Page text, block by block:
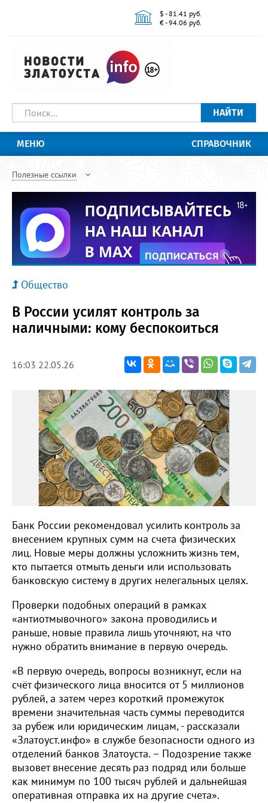
$ - 81.41 руб.
€ - 94.06 руб.
НАЙТИ
МЕНЮ СПРАВОЧНИК
Полезные ссылки
Общество
В России усилят контроль за
наличными: кому беспокоиться
16:03 22.05.26
Банк России рекомендовал усилить контроль за
внесением крупных сумм на счета физических
лиц. Новые меры должны усложнить жизнь тем,
кто пытается отмыть деньги или использовать
банковскую систему в других нелегальных целях.
Проверки подобных операций в рамках
«антиотмывочного» закона проводились и
раньше, новые правила лишь уточняют, на что
нужно обратить внимание в первую очередь.
«В первую очередь, вопросы возникнут, если на
счёт физического лица вносится от 5 миллионов
рублей, а затем через короткий промежуток
времени значительная часть суммы переводится
за рубеж или юридическим лицам, - рассказали
«Златоуст.инфо» в службе безопасности одного из
отделений банков Златоуста. – Подозрение также
вызовет внесение десять раз подряд или больше
как минимум по 100 тысяч рублей и дальнейшая
оперативная отправка их на другие счета».